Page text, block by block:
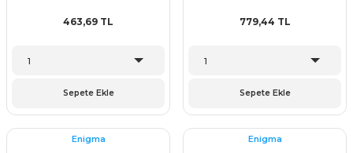
463,69 TL
Sepete Ekle
779,44 TL
Sepete Ekle
Enigma
Enigma